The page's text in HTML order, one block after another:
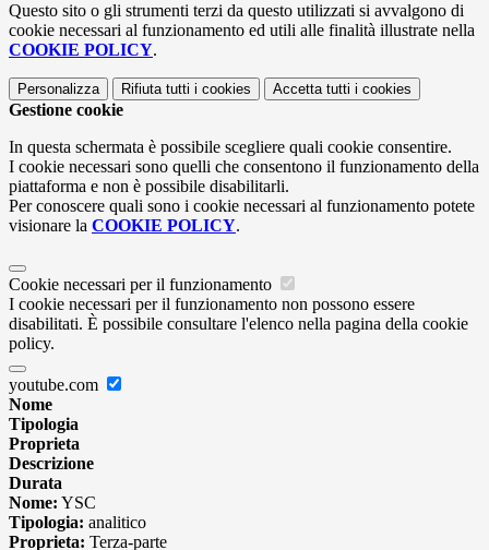
Questo sito o gli strumenti terzi da questo utilizzati si avvalgono di
cookie necessari al funzionamento ed utili alle finalità illustrate nella
COOKIE POLICY.
Personalizza Rifiuta tutti i cookies Accetta tutti i cookies
Gestione cookie
In questa schermata è possibile scegliere quali cookie consentire.
I cookie necessari sono quelli che consentono il funzionamento della
piattaforma e non è possibile disabilitarli.
Per conoscere quali sono i cookie necessari al funzionamento potete
visionare la COOKIE POLICY.
Cookie necessari per il funzionamento
I cookie necessari per il funzionamento non possono essere
disabilitati. È possibile consultare l'elenco nella pagina della cookie
policy.
youtube.com
Nome
Tipologia
Proprieta
Descrizione
Durata
Nome: YSC
Tipologia: analitico
Proprieta: Terza-parte